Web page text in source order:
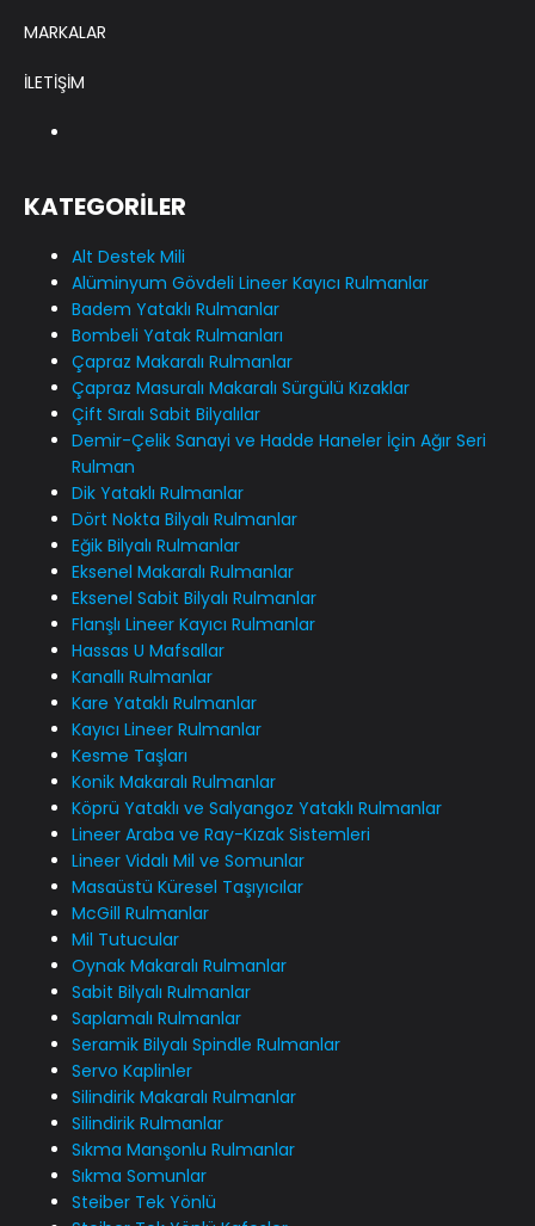
MARKALAR
İLETİŞİM
KATEGORİLER
Alt Destek Mili
Alüminyum Gövdeli Lineer Kayıcı Rulmanlar
Badem Yataklı Rulmanlar
Bombeli Yatak Rulmanları
Çapraz Makaralı Rulmanlar
Çapraz Masuralı Makaralı Sürgülü Kızaklar
Çift Sıralı Sabit Bilyalılar
Demir-Çelik Sanayi ve Hadde Haneler İçin Ağır Seri
Rulman
Dik Yataklı Rulmanlar
Dört Nokta Bilyalı Rulmanlar
Eğik Bilyalı Rulmanlar
Eksenel Makaralı Rulmanlar
Eksenel Sabit Bilyalı Rulmanlar
Flanşlı Lineer Kayıcı Rulmanlar
Hassas U Mafsallar
Kanallı Rulmanlar
Kare Yataklı Rulmanlar
Kayıcı Lineer Rulmanlar
Kesme Taşları
Konik Makaralı Rulmanlar
Köprü Yataklı ve Salyangoz Yataklı Rulmanlar
Lineer Araba ve Ray-Kızak Sistemleri
Lineer Vidalı Mil ve Somunlar
Masaüstü Küresel Taşıyıcılar
McGill Rulmanlar
Mil Tutucular
Oynak Makaralı Rulmanlar
Sabit Bilyalı Rulmanlar
Saplamalı Rulmanlar
Seramik Bilyalı Spindle Rulmanlar
Servo Kaplinler
Silindirik Makaralı Rulmanlar
Silindirik Rulmanlar
Sıkma Manşonlu Rulmanlar
Sıkma Somunlar
Steiber Tek Yönlü